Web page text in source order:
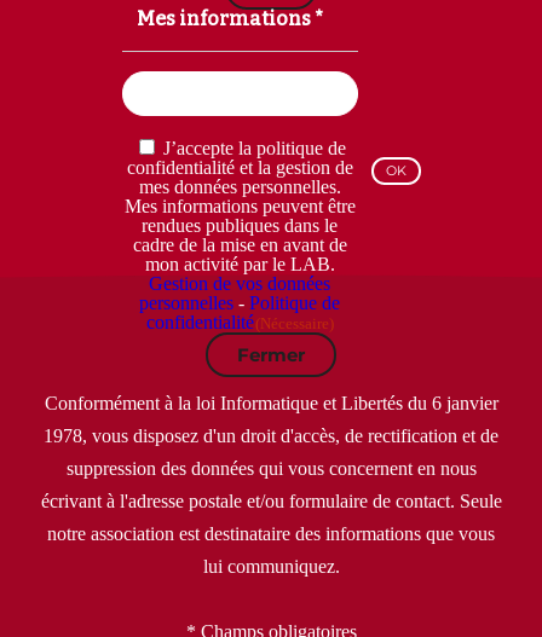
Mes informations *
RGPD
(Nécessaire)
J’accepte la politique de
confidentialité et la gestion de
mes données personnelles.
Mes informations peuvent être
rendues publiques dans le
cadre de la mise en avant de
mon activité par le LAB.
Gestion de vos données
personnelles -Politique de
confidentialité(Nécessaire)
Fermer
Conformément à la loi Informatique et Libertés du 6 janvier
1978, vous disposez d'un droit d'accès, de rectification et de
suppression des données qui vous concernent en nous
écrivant à l'adresse postale et/ou formulaire de contact. Seule
notre association est destinataire des informations que vous
lui communiquez.
* Champs obligatoires